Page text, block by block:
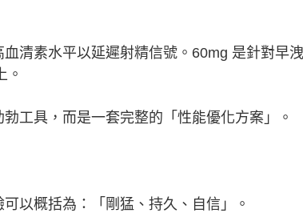
清素水平以延遲射精信號。60mg 是針對早
。
工具，而是一套完整的「性能優化方案」。
以概括為：「剛猛、持久、自信」。